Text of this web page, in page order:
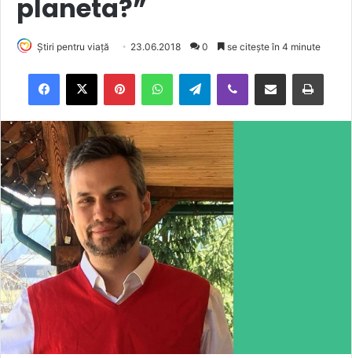
planeta?”
Știri pentru viață 23.06.2018 0 se citește în 4 minute
Telegram